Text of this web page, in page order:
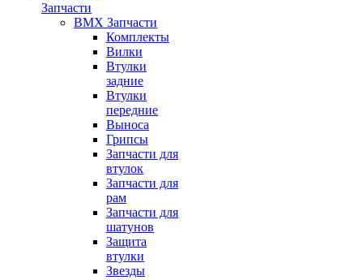
Запчасти
BMX Запчасти
Комплекты
Вилки
Втулки
задние
Втулки
передние
Выноса
Грипсы
Запчасти для
втулок
Запчасти для
рам
Запчасти для
шатунов
Защита
втулки
Звезды